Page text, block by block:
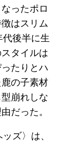
ったポロ
はスリム
後半に生
タイルは
たりとハ
の子素材
崩れしな
だった。
ズ〉は、